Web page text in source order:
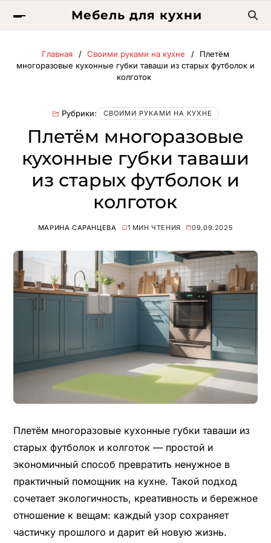
Мебель для кухни
Главная Своими руками на кухне
Плетём
многоразовые кухонные губки таваши из старых футболок и
колготок
Рубрики: СВОИМИ РУКАМИ НА КУХНЕ
Плетём многоразовые
кухонные губки таваши
из старых футболок и
колготок
МАРИНА САРАНЦЕВА 1 МИН ЧТЕНИЯ 09.09.2025
Плетём многоразовые кухонные губки таваши из
старых футболок и колготок — простой и
экономичный способ превратить ненужное в
практичный помощник на кухне. Такой подход
сочетает экологичность, креативность и бережное
отношение к вещам: каждый узор сохраняет
частичку прошлого и дарит ей новую жизнь.